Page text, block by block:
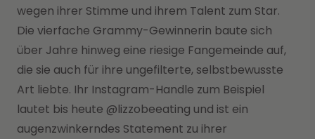
wegen ihrer Stimme und ihrem Talent zum Star.
Die vierfache Grammy-Gewinnerin baute sich
über Jahre hinweg eine riesige Fangemeinde auf,
die sie auch für ihre ungefilterte, selbstbewusste
Art liebte. Ihr Instagram-Handle zum Beispiel
lautet bis heute @lizzobeeating und ist ein
augenzwinkerndes Statement zu ihrer